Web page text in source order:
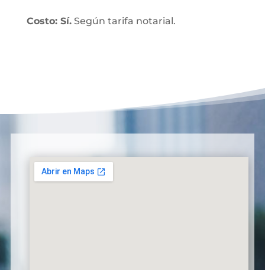
Costo: Sí.Según tarifa notarial.